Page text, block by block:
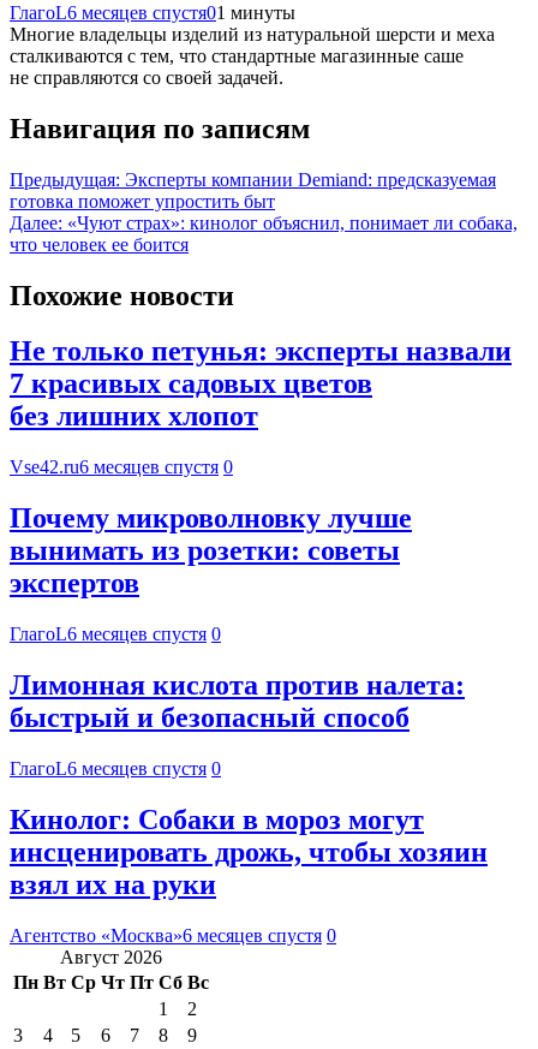
ГлагоL6 месяцев спустя01 минуты
Многие владельцы изделий из натуральной шерсти и меха
сталкиваются с тем, что стандартные магазинные саше
не справляются со своей задачей.
Навигация по записям
Предыдущая: Эксперты компании Demiand: предсказуемая
готовка поможет упростить быт
Далее: «Чуют страх»: кинолог объяснил, понимает ли собака,
что человек ее боится
Похожие новости
Не только петунья: эксперты назвали
7 красивых садовых цветов
без лишних хлопот
Vse42.ru6 месяцев спустя 0
Почему микроволновку лучше
вынимать из розетки: советы
экспертов
ГлагоL6 месяцев спустя 0
Лимонная кислота против налета:
быстрый и безопасный способ
ГлагоL6 месяцев спустя 0
Кинолог: Собаки в мороз могут
инсценировать дрожь, чтобы хозяин
взял их на руки
Агентство «Москва»6 месяцев спустя 0
Август 2026
Пн Вт Ср Чт Пт Сб Вс
1
2
3
4 5 6 7 8
9